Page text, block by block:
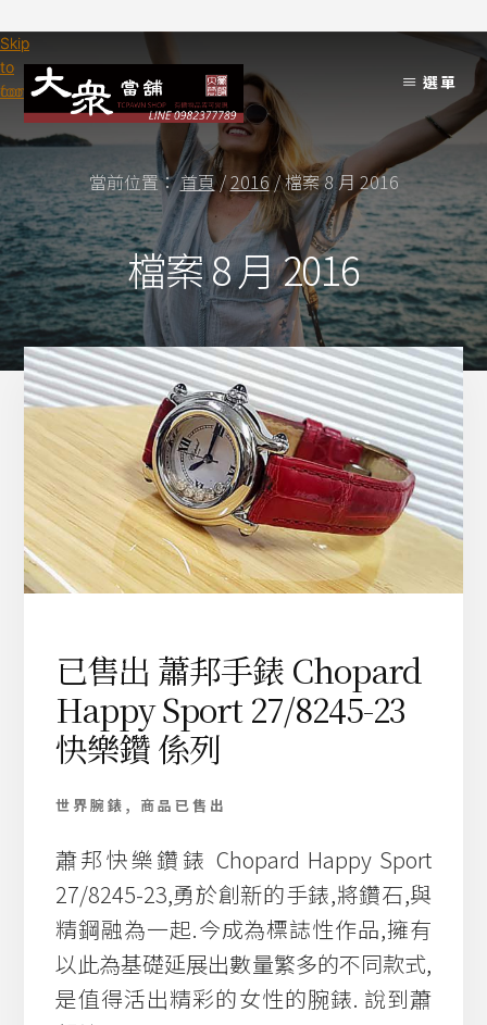
Skip
to
content
Skip
to
footer
選單
當前位置：首頁 /2016 /檔案 8 月 2016
檔案 8 月 2016
已售出 蕭邦手錶 Chopard
Happy Sport 27/8245-23
快樂鑽 係列
世界腕錶 , 商品已售出
蕭邦快樂鑽錶 Chopard Happy Sport
27/8245-23,勇於創新的手錶,將鑽石,與
精鋼融為一起.今成為標誌性作品,擁有
以此為基礎延展出數量繁多的不同款式,
是值得活出精彩的女性的腕錶. 說到蕭